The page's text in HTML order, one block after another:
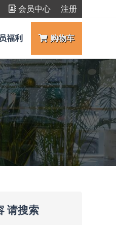
会员中心 注册
福利 购物车
请搜索